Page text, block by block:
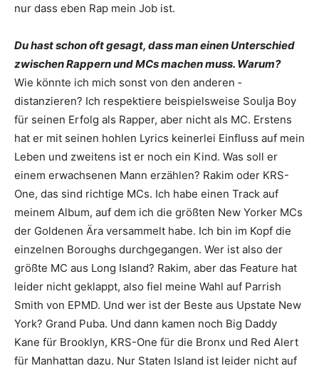
nur dass eben Rap mein Job ist.
Du hast schon oft gesagt, dass man einen ­Unterschied
zwischen Rappern und MCs ­machen muss. Warum?
Wie könnte ich mich sonst von den anderen ­
distanzieren? Ich respektiere beispielsweise Soulja Boy
für seinen Erfolg als Rapper, aber nicht als MC. Erstens
hat er mit seinen hohlen Lyrics keinerlei Einfluss auf mein
Leben und zweitens ist er noch ein Kind. Was soll er
einem erwachsenen Mann erzählen? Rakim oder KRS-
One, das sind richtige MCs. Ich habe einen Track auf
meinem Album, auf dem ich die größten New Yorker MCs
der Goldenen Ära versammelt habe. Ich bin im Kopf die
einzelnen Boroughs durchgegangen. Wer ist also der
größte MC aus Long Island? Rakim, aber das Feature hat
leider nicht geklappt, also fiel meine Wahl auf Parrish
Smith von EPMD. Und wer ist der Beste aus Upstate New
York? Grand Puba. Und dann kamen noch Big Daddy
Kane für Brooklyn, KRS-One für die Bronx und Red Alert
für Manhattan dazu. Nur Staten Island ist leider nicht auf